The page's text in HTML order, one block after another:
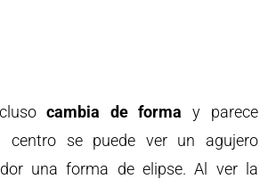
cambia de forma y parece
centro se puede ver un agujero
una forma de elipse. Al ver la